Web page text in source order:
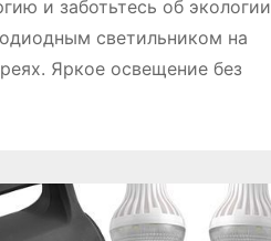
и заботьтесь об экологии
светильником на
Яркое освещение без